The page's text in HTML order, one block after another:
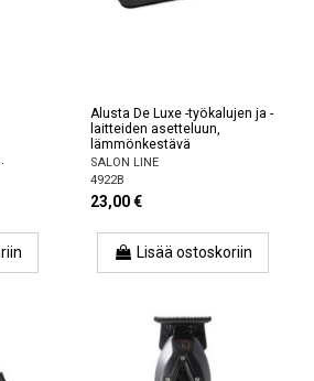
Alusta De Luxe -työkalujen ja -
laitteiden asetteluun,
lämmönkestävä
SALON LINE
4922B
23,00 €
Lisää ostoskoriin